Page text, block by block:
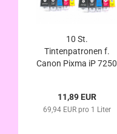
10 St.
Tintenpatronen f.
Canon Pixma iP 7250
551XL mit Chip u.
Füllstandsanzeige
11,89 EUR
69,94 EUR pro 1 Liter